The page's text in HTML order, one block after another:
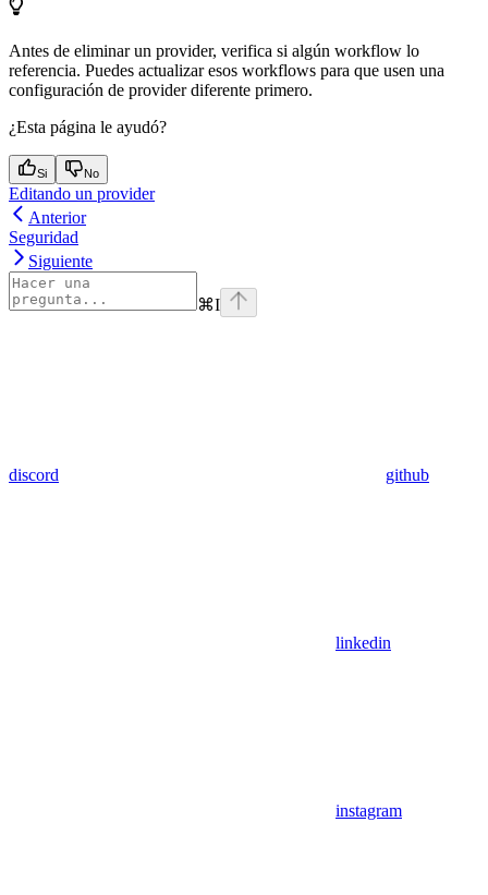
Antes de eliminar un provider, verifica si algún workflow lo
referencia. Puedes actualizar esos workflows para que usen una
configuración de provider diferente primero.
¿Esta página le ayudó?
Si No
Editando un provider
Anterior
Seguridad
Siguiente
⌘I
discord github
linkedin
instagram